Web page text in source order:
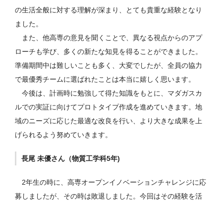
の生活全般に対する理解が深まり、とても貴重な経験となり
ました。
また、他高専の意見を聞くことで、異なる視点からのアプ
ローチも学び、多くの新たな知見を得ることができました。
準備期間中は難しいことも多く、大変でしたが、全員の協力
で最優秀チームに選ばれたことは本当に嬉しく思います。
今後は、計画時に勉強して得た知識をもとに、マダガスカ
ルでの実証に向けてプロトタイプ作成を進めていきます。地
域のニーズに応じた最適な改良を行い、より大きな成果を上
げられるよう努めていきます。
長尾 未優さん（物質工学科5年)
2年生の時に、高専オープンイノベーションチャレンジに応
募しましたが、その時は敗退しました。今回はその経験を活